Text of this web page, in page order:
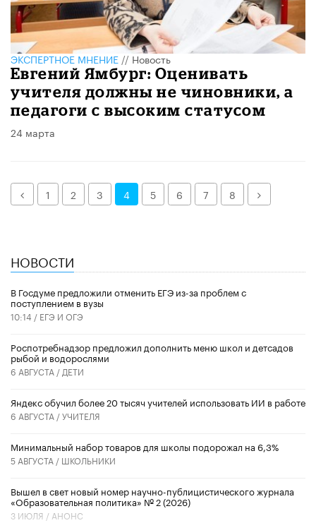
ЭКСПЕРТНОЕ МНЕНИЕ // Новость
Евгений Ямбург: Оценивать
учителя должны не чиновники, а
педагоги с высоким статусом
24 марта
Назад1 2 3 4 5 6 7 8 Далее
НОВОСТИ
В Госдуме предложили отменить ЕГЭ из-за проблем с
поступлением в вузы
10:14 / ЕГЭ И ОГЭ
Роспотребнадзор предложил дополнить меню школ и детсадов
рыбой и водорослями
6 АВГУСТА / ДЕТИ
​Яндекс обучил более 20 тысяч учителей использовать ИИ в работе
6 АВГУСТА /УЧИТЕЛЯ
Минимальный набор товаров для школы подорожал на 6,3%
5 АВГУСТА / ШКОЛЬНИКИ
Вышел в свет новый номер научно-публицистического журнала
«Образовательная политика» № 2 (2026)
3 ИЮЛЯ / АНОНС